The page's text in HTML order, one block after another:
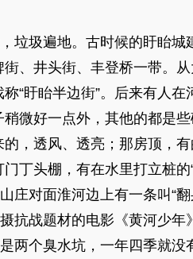
圾遍地。古时候的盱眙城
、井头街、丰登桥一带。从
“盱眙半边街”。后来有人在
微好一点外，其他的都是
，透风、透亮；那房顶，
丁头棚，有在水里打立桩的
庄对面淮河边上有一条叫“翻
抗战题材的电影《黄河少年
两个臭水坑，一年四季就没